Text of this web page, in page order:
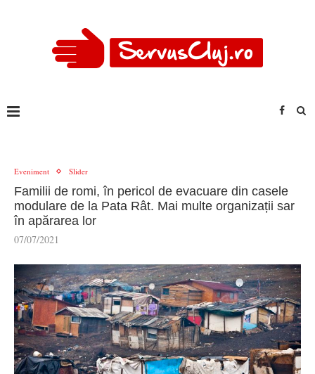
Eveniment Slider
Familii de romi, în pericol de evacuare din casele
modulare de la Pata Rât. Mai multe organizații sar
în apărarea lor
07/07/2021